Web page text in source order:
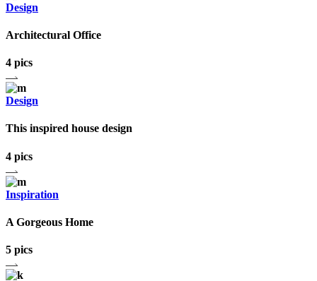
Design
Architectural Office
4 pics
Design
This inspired house design
4 pics
Inspiration
A Gorgeous Home
5 pics